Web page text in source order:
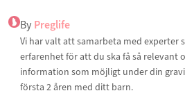
By Preglife
Vi har valt att samarbeta med experter
erfarenhet för att du ska få så relevant
information som möjligt under din
första 2 åren med ditt barn.